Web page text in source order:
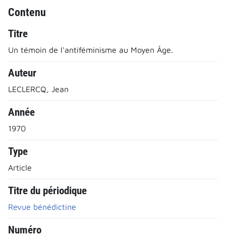
Contenu
Titre
Un témoin de l'antiféminisme au Moyen Âge.
Auteur
LECLERCQ, Jean
Année
1970
Type
Article
Titre du périodique
Revue bénédictine
Numéro